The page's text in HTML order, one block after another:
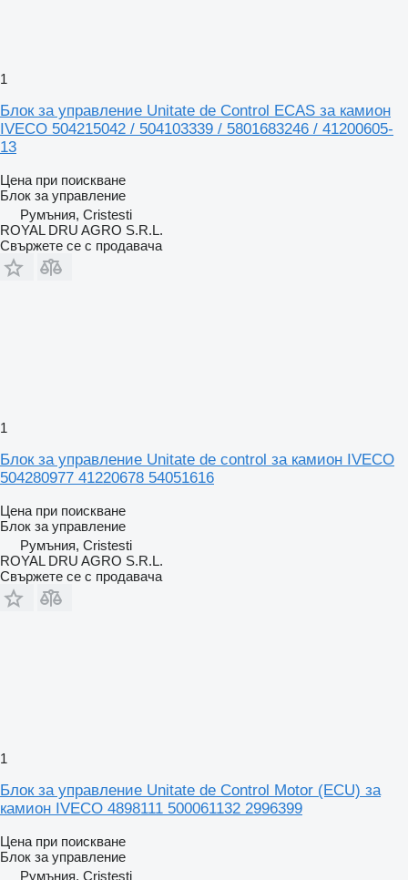
1
Блок за управление Unitate de Control ECAS за камион
IVECO 504215042 / 504103339 / 5801683246 / 41200605-
13
Цена при поискване
Блок за управление
Румъния, Cristesti
ROYAL DRU AGRO S.R.L.
Свържете се с продавача
1
Блок за управление Unitate de control за камион IVECO
504280977 41220678 54051616
Цена при поискване
Блок за управление
Румъния, Cristesti
ROYAL DRU AGRO S.R.L.
Свържете се с продавача
1
Блок за управление Unitate de Control Motor (ECU) за
камион IVECO 4898111 500061132 2996399
Цена при поискване
Блок за управление
Румъния, Cristesti